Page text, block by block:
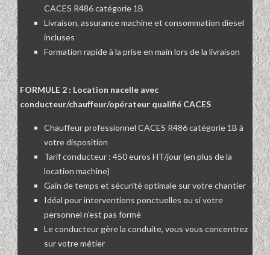
CACES R486 catégorie 1B
Livraison, assurance machine et consommation diesel
incluses
Formation rapide à la prise en main lors de la livraison
FORMULE 2 : Location nacelle avec
conducteur/chauffeur/opérateur qualifié CACES
Chauffeur professionnel CACES R486 catégorie 1B à
votre disposition
Tarif conducteur : 450 euros HT/jour (en plus de la
location machine)
Gain de temps et sécurité optimale sur votre chantier
Idéal pour interventions ponctuelles ou si votre
personnel n'est pas formé
Le conducteur gère la conduite, vous vous concentrez
sur votre métier